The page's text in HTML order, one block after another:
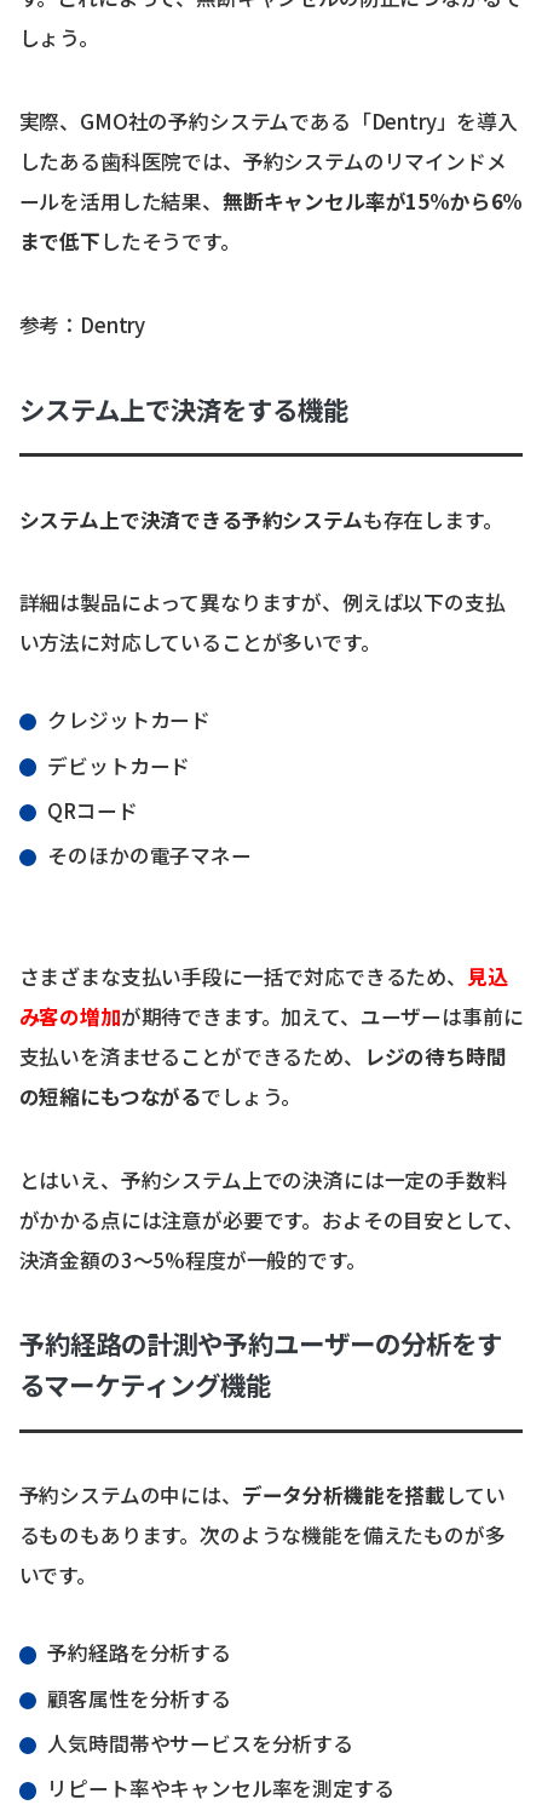
しょう。
実際、GMO社の予約システムである「Dentry」を導入
したある歯科医院では、予約システムのリマインドメ
ールを活用した結果、 無断キャンセル率が15%から6%
まで低下 したそうです。
参考： Dentry
システム上で決済をする機能
システム上で決済できる予約システムも存在します。
詳細は製品によって異なりますが、例えば以下の支払
い方法に対応していることが多いです。
クレジットカード
デビットカード
QRコード
そのほかの電子マネー
さまざまな支払い手段に一括で対応できるため、 見込
み客の増加が期待できます。加えて、ユーザーは事前に
支払いを済ませることができるため、 レジの待ち時間
の短縮にもつながるでしょう。
とはいえ、予約システム上での決済には一定の手数料
がかかる点には注意が必要です。およその目安として、
決済金額の3～5%程度が一般的です。
予約経路の計測や予約ユーザーの分析をす
るマーケティング機能
予約システムの中には、 データ分析機能を搭載してい
るものもあります。次のような機能を備えたものが多
いです。
予約経路を分析する
顧客属性を分析する
人気時間帯やサービスを分析する
リピート率やキャンセル率を測定する